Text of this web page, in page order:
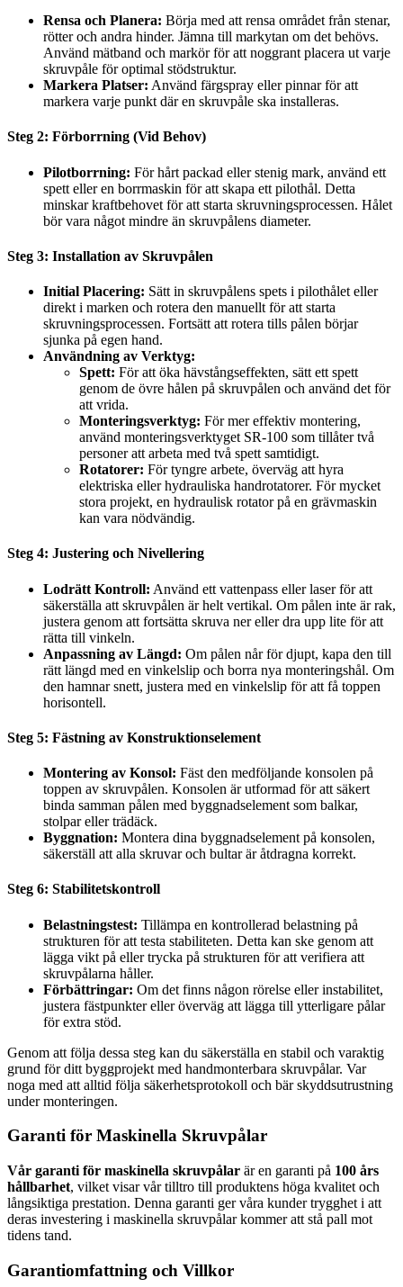
Rensa och Planera: Börja med att rensa området från stenar,
rötter och andra hinder. Jämna till markytan om det behövs.
Använd mätband och markör för att noggrant placera ut varje
skruvpåle för optimal stödstruktur.
Markera Platser: Använd färgspray eller pinnar för att
markera varje punkt där en skruvpåle ska installeras.
Steg 2: Förborrning (Vid Behov)
Pilotborrning: För hårt packad eller stenig mark, använd ett
spett eller en borrmaskin för att skapa ett pilothål. Detta
minskar kraftbehovet för att starta skruvningsprocessen. Hålet
bör vara något mindre än skruvpålens diameter.
Steg 3: Installation av Skruvpålen
Initial Placering: Sätt in skruvpålens spets i pilothålet eller
direkt i marken och rotera den manuellt för att starta
skruvningsprocessen. Fortsätt att rotera tills pålen börjar
sjunka på egen hand.
Användning av Verktyg:
Spett: För att öka hävstångseffekten, sätt ett spett
genom de övre hålen på skruvpålen och använd det för
att vrida.
Monteringsverktyg: För mer effektiv montering,
använd monteringsverktyget SR-100 som tillåter två
personer att arbeta med två spett samtidigt.
Rotatorer: För tyngre arbete, överväg att hyra
elektriska eller hydrauliska handrotatorer. För mycket
stora projekt, en hydraulisk rotator på en grävmaskin
kan vara nödvändig.
Steg 4: Justering och Nivellering
Lodrätt Kontroll: Använd ett vattenpass eller laser för att
säkerställa att skruvpålen är helt vertikal. Om pålen inte är rak,
justera genom att fortsätta skruva ner eller dra upp lite för att
rätta till vinkeln.
Anpassning av Längd: Om pålen når för djupt, kapa den till
rätt längd med en vinkelslip och borra nya monteringshål. Om
den hamnar snett, justera med en vinkelslip för att få toppen
horisontell.
Steg 5: Fästning av Konstruktionselement
Montering av Konsol: Fäst den medföljande konsolen på
toppen av skruvpålen. Konsolen är utformad för att säkert
binda samman pålen med byggnadselement som balkar,
stolpar eller trädäck.
Byggnation: Montera dina byggnadselement på konsolen,
säkerställ att alla skruvar och bultar är åtdragna korrekt.
Steg 6: Stabilitetskontroll
Belastningstest: Tillämpa en kontrollerad belastning på
strukturen för att testa stabiliteten. Detta kan ske genom att
lägga vikt på eller trycka på strukturen för att verifiera att
skruvpålarna håller.
Förbättringar: Om det finns någon rörelse eller instabilitet,
justera fästpunkter eller överväg att lägga till ytterligare pålar
för extra stöd.
Genom att följa dessa steg kan du säkerställa en stabil och varaktig
grund för ditt byggprojekt med handmonterbara skruvpålar. Var
noga med att alltid följa säkerhetsprotokoll och bär skyddsutrustning
under monteringen.
Garanti för Maskinella Skruvpålar
Vår garanti för maskinella skruvpålar är en garanti på 100 års
hållbarhet, vilket visar vår tilltro till produktens höga kvalitet och
långsiktiga prestation. Denna garanti ger våra kunder trygghet i att
deras investering i maskinella skruvpålar kommer att stå pall mot
tidens tand.
Garantiomfattning och Villkor